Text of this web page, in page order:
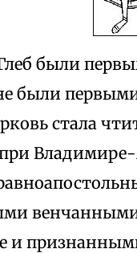
были
были
стала
и